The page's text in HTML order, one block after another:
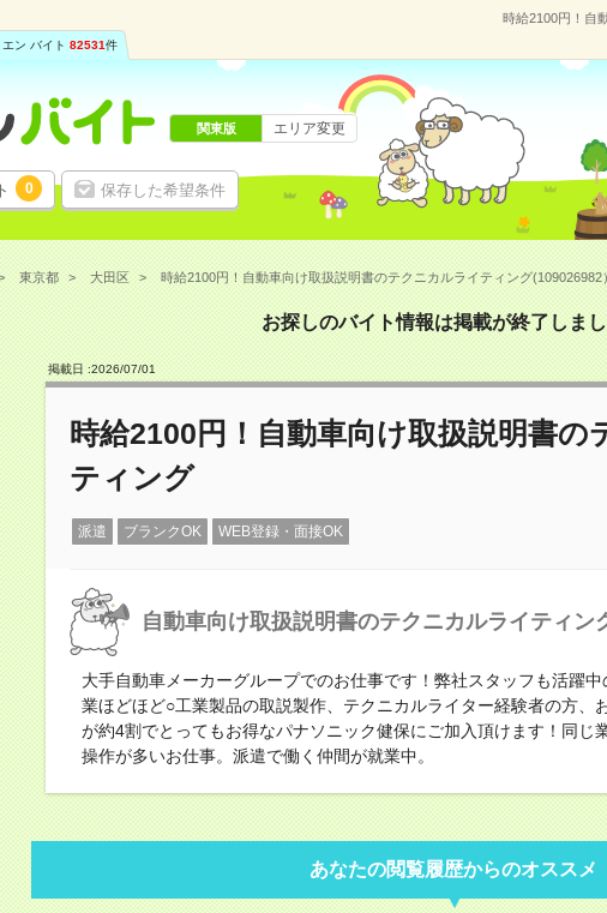
時給2100円！自
エン バイト 82531件
0 保存した希望条件
関東版 エリア変更
東京都 大田区 時給2100円！自動車向け取扱説明書のテクニカルライティング(109026982
お探しのバイト情報は掲載が終了しま
掲載日 :2026/07/01
時給2100円！自動車向け取扱説明書の
ティング
派遣 ブランクOK WEB登録・面接OK
自動車向け取扱説明書のテクニカルライティン
大手自動車メーカーグループでのお仕事です！弊社スタッフも活躍
業ほどほど○工業製品の取説製作、テクニカルライター経験者の方、
が約4割でとってもお得なパナソニック健保にご加入頂けます！同じ
操作が多いお仕事。派遣で働く仲間が就業中。
あなたの閲覧履歴からのオススメ